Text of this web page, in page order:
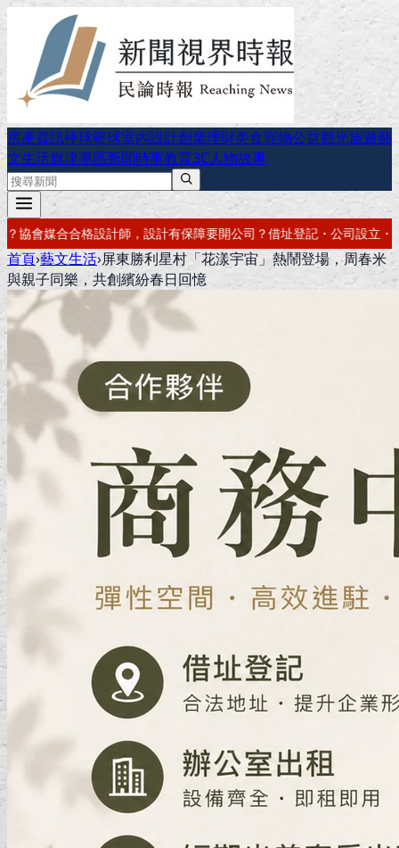
房產資訊棒球籃球室內設計創業理財美食寵物公益觀光旅遊藝
文生活旗津專區新聞時事教育3C人物故事
公司？借址登記・公司設立・工商登記一次辦好記帳報稅・節稅規劃・
首頁›藝文生活›屏東勝利星村「花漾宇宙」熱鬧登場，周春米
與親子同樂，共創繽紛春日回憶